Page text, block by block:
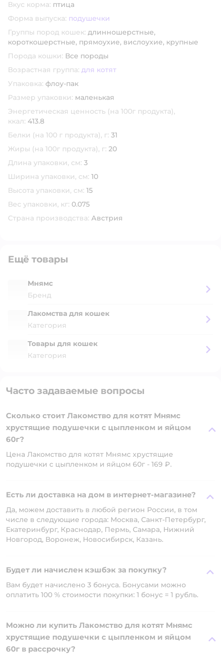
Вкус корма: птица
Форма выпуска: подушечки
Группы пород кошек: длинношерстные,
короткошерстные, прямоухие, вислоухие, крупные
Порода кошки: Все породы
Возрастная группа: для котят
Упаковка: флоу-пак
Размер упаковки: маленькая
Энергетическая ценность (на 100г продукта),
ккал: 413.8
Белки (на 100 г продукта), г: 31
Жиры (на 100г продукта), г: 20
Длина упаковки, см: 3
Ширина упаковки, см: 10
Высота упаковки, см: 15
Вес упаковки, кг: 0.075
Страна производства: Австрия
Ещё товары
Мнямс
Бренд
Лакомства для кошек
Категория
Товары для кошек
Категория
Часто задаваемые вопросы
Сколько стоит Лакомство для котят Мнямс
хрустящие подушечки с цыпленком и яйцом
60г?
Цена Лакомство для котят Мнямс хрустящие
подушечки с цыпленком и яйцом 60г - 169 ₽.
Есть ли доставка на дом в интернет-магазине?
Да, можем доставить в любой регион России, в том
числе в следующие города: Москва, Санкт-Петербург,
Екатеринбург, Краснодар, Пермь, Самара, Нижний
Новгород, Воронеж, Новосибирск, Казань.
Будет ли начислен кэшбэк за покупку?
Вам будет начислено 3 бонуса. Бонусами можно
оплатить 100 % стоимости покупки: 1 бонус = 1 рубль.
Можно ли купить Лакомство для котят Мнямс
хрустящие подушечки с цыпленком и яйцом
60г в рассрочку?